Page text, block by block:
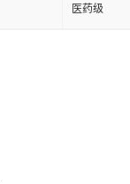
医药级